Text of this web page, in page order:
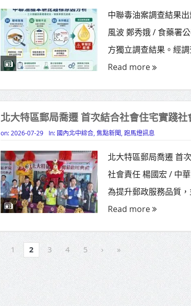
中聯毒油案調查結果
風波 鄭秀娥 / 食藥署
方獨立調查結果。經
Read more
北大特區郵局喬遷 首次結合社會住宅實踐社
on: 2026-07-29 In: 國內北中綜合 焦點新聞 跑馬燈訊息
北大特區郵局喬遷 首
社會責任 楊國宏 / 中
為提升郵政服務品質
Read more
1 2 3 4 5 › »